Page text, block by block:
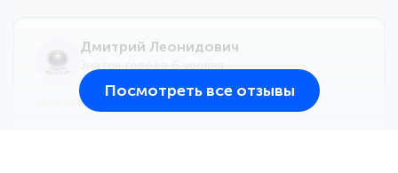
Дмитрий Леонидович
Посмотреть все отзывы